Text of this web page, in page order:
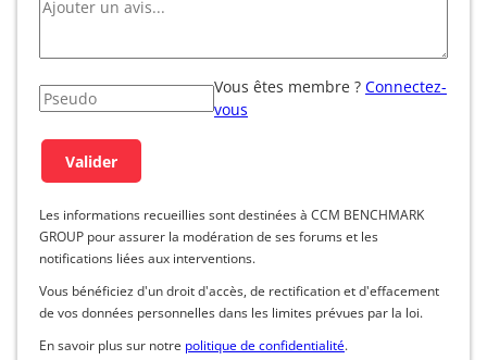
Vous êtes membre ? Connectez-
vous
Les informations recueillies sont destinées à CCM BENCHMARK
GROUP pour assurer la modération de ses forums et les
notifications liées aux interventions.
Vous bénéficiez d'un droit d'accès, de rectification et d'effacement
de vos données personnelles dans les limites prévues par la loi.
En savoir plus sur notre politique de confidentialité.